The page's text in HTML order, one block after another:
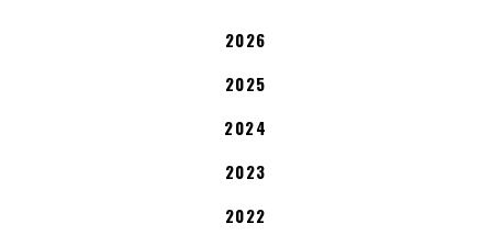
2026
2025
2024
2023
2022